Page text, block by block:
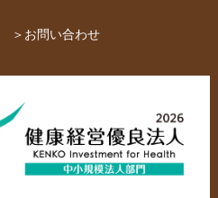
採用情報
米袋
＞お問い合わせ